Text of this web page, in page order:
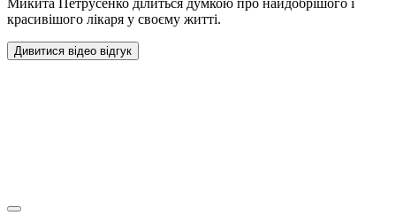
красивішого лікаря у своєму житті.
Дивитися відео відгук